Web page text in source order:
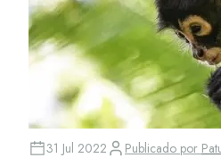
31 Jul 2022 Publicado por